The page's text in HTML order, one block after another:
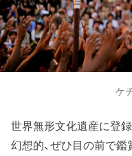
ケ
世界無形文化遺産に登録
幻想的、ぜひ目の前で